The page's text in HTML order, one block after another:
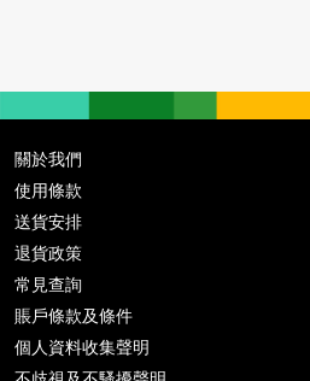
關於我們
使用條款
送貨安排
退貨政策
常見查詢
賬戶條款及條件
個人資料收集聲明